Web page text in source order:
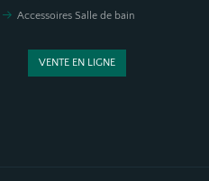
Accessoires Salle de bain
VENTE EN LIGNE